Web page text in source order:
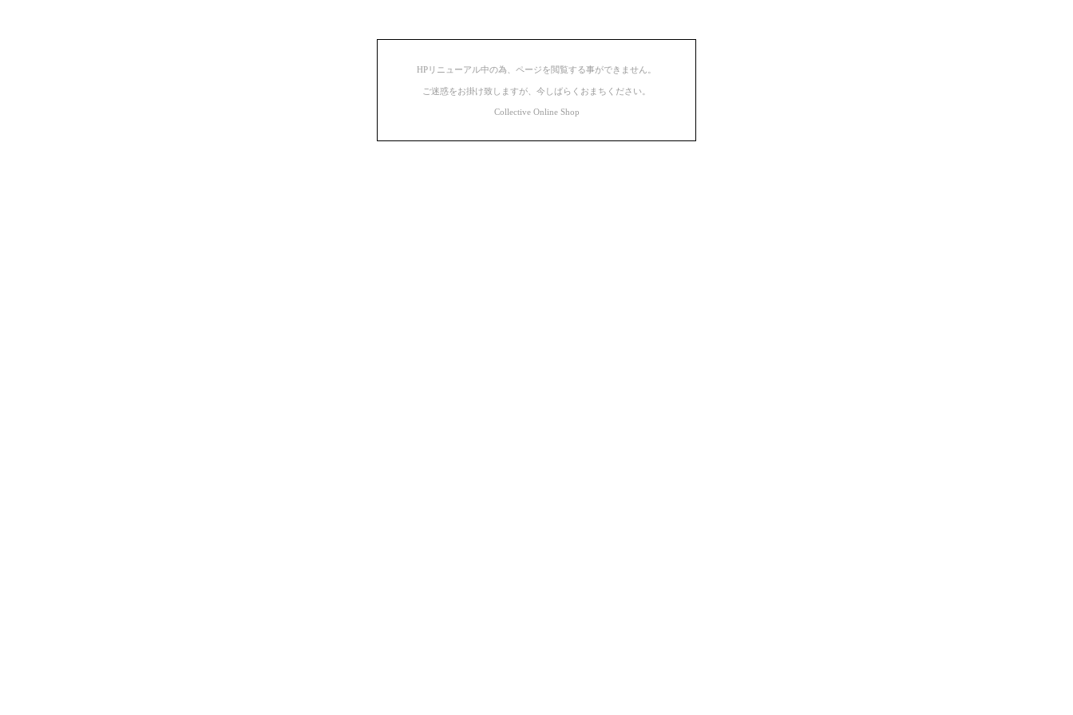
HPリニューアル中の為、ページを閲覧する事ができません。
ご迷惑をお掛け致しますが、今しばらくおまちください。
Collective Online Shop